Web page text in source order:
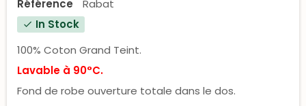
Référence Rabat
check In Stock
100% Coton Grand Teint.
Lavable à 90°C.
Fond de robe ouverture totale dans le dos.